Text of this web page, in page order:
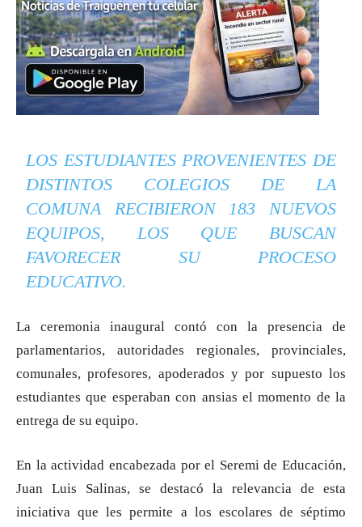
LOS ESTUDIANTES PROVENIENTES DE
DISTINTOS COLEGIOS DE LA
COMUNA RECIBIERON 183 NUEVOS
EQUIPOS, LOS QUE BUSCAN
FAVORECER SU PROCESO
EDUCATIVO.
La ceremonia inaugural contó con la presencia de
parlamentarios, autoridades regionales, provinciales,
comunales, profesores, apoderados y por supuesto los
estudiantes que esperaban con ansias el momento de la
entrega de su equipo.
En la actividad encabezada por el Seremi de Educación,
Juan Luis Salinas, se destacó la relevancia de esta
iniciativa que les permite a los escolares de séptimo